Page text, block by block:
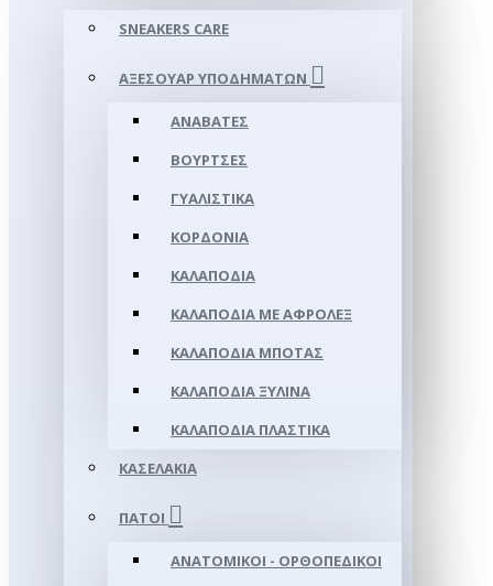
SNEAKERS CARE
ΑΞΕΣΟΥΑΡ ΥΠΟΔΗΜΆΤΩΝ
ΑΝΑΒΆΤΕΣ
ΒΟΎΡΤΣΕΣ
ΓΥΑΛΙΣΤΙΚΆ
ΚΟΡΔΌΝΙΑ
ΚΑΛΑΠΌΔΙΑ
ΚΑΛΑΠΌΔΙΑ ΜΕ ΑΦΡΟΛΕΞ
ΚΑΛΑΠΌΔΙΑ ΜΠΌΤΑΣ
ΚΑΛΑΠΌΔΙΑ ΞΎΛΙΝΑ
ΚΑΛΑΠΌΔΙΑ ΠΛΑΣΤΙΚΆ
ΚΑΣΕΛΆΚΙΑ
ΠΆΤΟΙ
ΑΝΑΤΟΜΙΚΟΊ - ΟΡΘΟΠΕΔΙΚΟΊ